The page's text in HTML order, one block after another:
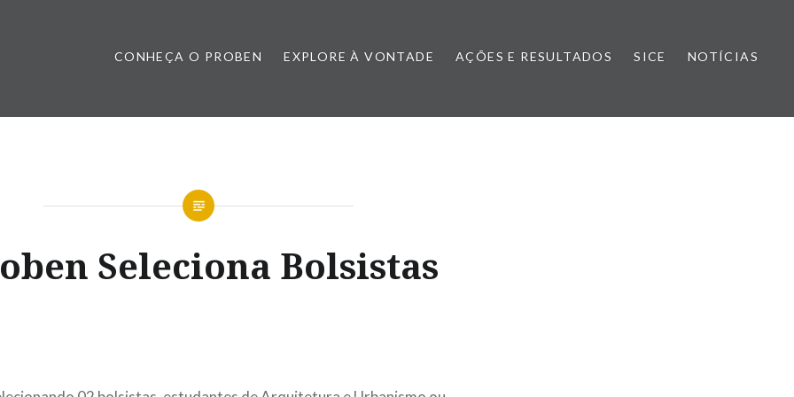
CONHEÇA O PROBEN EXPLORE À VONTADE AÇÕES E RESULTADOS SICE NOTÍCIAS
Seleciona Bolsistas